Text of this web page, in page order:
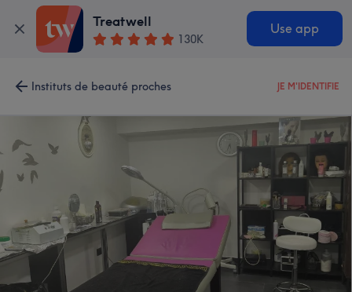
Treatwell
130K
Use app
Instituts de beauté proches JE M'IDENTIFIE